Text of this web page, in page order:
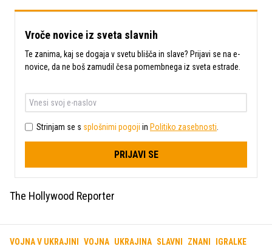
Vroče novice iz sveta slavnih
Te zanima, kaj se dogaja v svetu blišča in slave? Prijavi se na e-
novice, da ne boš zamudil česa pomembnega iz sveta estrade.
Strinjam se s splošnimi pogoji in Politiko zasebnosti
PRIJAVI SE
The Hollywood Reporter
VOJNA V UKRAJINI VOJNA UKRAJINA SLAVNI ZNANI IGRALKE